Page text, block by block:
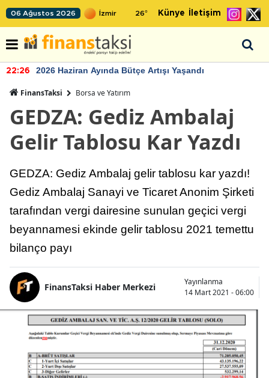
06 Ağustos 2026 26° Künye İletişim
22:26 2026 Haziran Ayında Bütçe Artışı Yaşandı
FinansTaksi Borsa ve Yatırım
GEDZA: Gediz Ambalaj
Gelir Tablosu Kar Yazdı
GEDZA: Gediz Ambalaj gelir tablosu kar yazdı!
Gediz Ambalaj Sanayi ve Ticaret Anonim Şirketi
tarafından vergi dairesine sunulan geçici vergi
beyannamesi ekinde gelir tablosu 2021 temettu
bilanço payı
FinansTaksi Haber Merkezi
Yayınlanma
14 Mart 2021 - 06:00